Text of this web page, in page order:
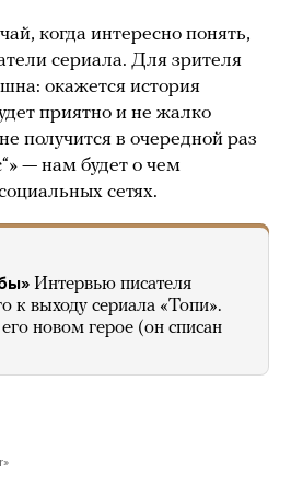
когда интересно понять,
сериала. Для зрителя
окажется история
приятно и не жалко
получится в очередной раз
— нам будет о чем
сетях.
Интервью писателя
к выходу сериала «Топи».
новом герое (он списан